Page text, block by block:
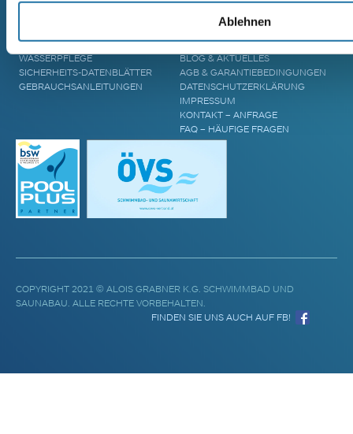
Ablehnen
POOL UPGRADES
WASSERPFLEGE
SICHERHEITS-DATENBLÄTTER
GEBRAUCHSANLEITUNGEN
CRANPOOL – GESCHICHTE &
ZUKUNFT
STANDORTE
BLOG & AKTUELLES
AGB & GARANTIEBEDINGUNGEN
DATENSCHUTZERKLÄRUNG
IMPRESSUM
KONTAKT – ANFRAGE
FAQ – HÄUFIGE FRAGEN
COPYRIGHT 2021 © ALOIS GRABNER K.G. SCHWIMMBAD UND
SAUNABAU. ALLE RECHTE VORBEHALTEN.
FINDEN SIE UNS AUCH AUF FB!